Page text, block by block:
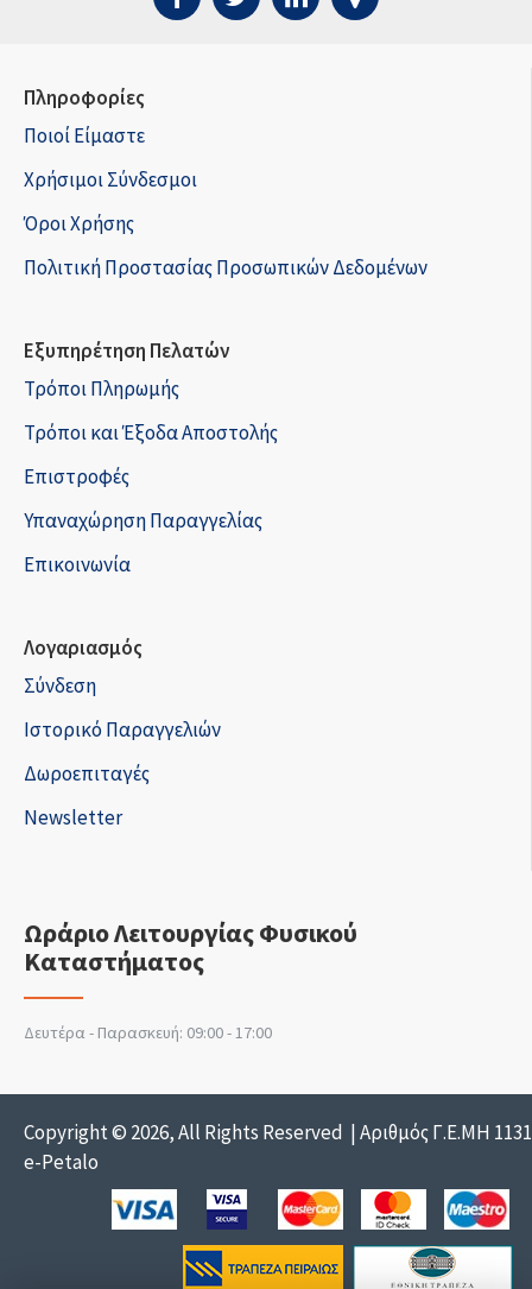
Πληροφορίες
Ποιοί Είμαστε
Χρήσιμοι Σύνδεσμοι
Όροι Χρήσης
Πολιτική Προστασίας Προσωπικών Δεδομένων
Εξυπηρέτηση Πελατών
Τρόποι Πληρωμής
Τρόποι και Έξοδα Αποστολής
Επιστροφές
Υπαναχώρηση Παραγγελίας
Επικοινωνία
Λογαριασμός
Σύνδεση
Ιστορικό Παραγγελιών
Δωροεπιταγές
Newsletter
Ωράριο Λειτουργίας Φυσικού
Καταστήματος
Δευτέρα - Παρασκευή: 09:00 - 17:00
Copyright © 2026, All Rights Reserved | Αριθμός Γ.Ε.ΜΗ
e-Petalo